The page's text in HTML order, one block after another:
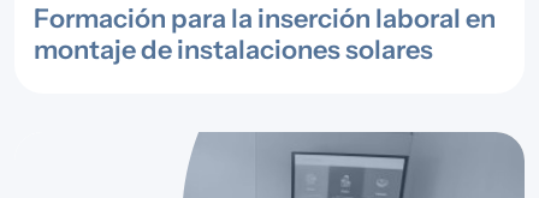
Formación para la inserción laboral en
montaje de instalaciones solares